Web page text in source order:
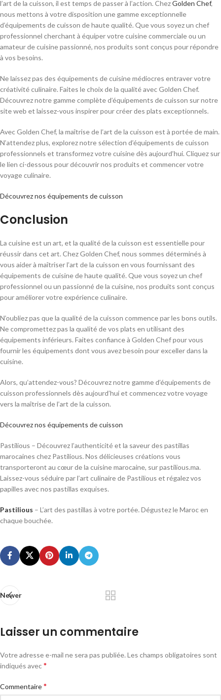
l’art de la cuisson, il est temps de passer à l’action. ChezGolden Chef,
nous mettons à votre disposition une gamme exceptionnelle
d’équipements de cuisson de haute qualité. Que vous soyez un chef
professionnel cherchant à équiper votre cuisine commerciale ou un
amateur de cuisine passionné, nos produits sont conçus pour répondre
à vos besoins.
Ne laissez pas des équipements de cuisine médiocres entraver votre
créativité culinaire. Faites le choix de la qualité avec Golden Chef.
Découvrez notre gamme complète d’équipements de cuisson sur notre
site web et laissez-vous inspirer pour créer des plats exceptionnels.
Avec Golden Chef, la maîtrise de l’art de la cuisson est à portée de main.
N’attendez plus, explorez notre sélection d’équipements de cuisson
professionnels et transformez votre cuisine dès aujourd’hui. Cliquez sur
le lien ci-dessous pour découvrir nos produits et commencer votre
voyage culinaire.
Découvrez nos équipements de cuisson
Conclusion
La cuisine est un art, et la qualité de la cuisson est essentielle pour
réussir dans cet art. Chez Golden Chef, nous sommes déterminés à
vous aider à maîtriser l’art de la cuisson en vous fournissant des
équipements de cuisine de haute qualité. Que vous soyez un chef
professionnel ou un passionné de la cuisine, nos produits sont conçus
pour améliorer votre expérience culinaire.
N’oubliez pas que la qualité de la cuisson commence par les bons outils.
Ne compromettez pas la qualité de vos plats en utilisant des
équipements inférieurs. Faites confiance à Golden Chef pour vous
fournir les équipements dont vous avez besoin pour exceller dans la
cuisine.
Alors, qu’attendez-vous? Découvrez notre gamme d’équipements de
cuisson professionnels dès aujourd’hui et commencez votre voyage
vers la maîtrise de l’art de la cuisson.
Découvrez nos équipements de cuisson
Pastilious – Découvrez l’authenticité et la saveur des pastillas
marocaines chez Pastilious. Nos délicieuses créations vous
transporteront au cœur de la cuisine marocaine, sur pastilious.ma.
Laissez-vous séduire par l’art culinaire de Pastilious et régalez vos
papilles avec nos pastillas exquises.
Pastilious – L’art des pastillas à votre portée. Dégustez le Maroc en
chaque bouchée.
Newer
Laisser un commentaire
Votre adresse e-mail ne sera pas publiée. Les champs obligatoires sont
indiqués avec*
Commentaire*